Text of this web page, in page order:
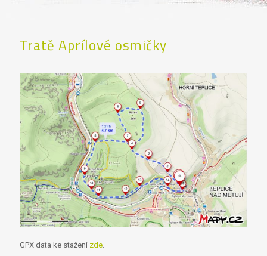
Tratě Aprílové osmičky
GPX data ke stažení zde.